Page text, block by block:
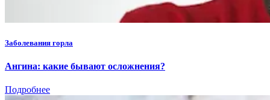
Заболевания горла
Ангина: какие бывают осложнения?
Подробнее